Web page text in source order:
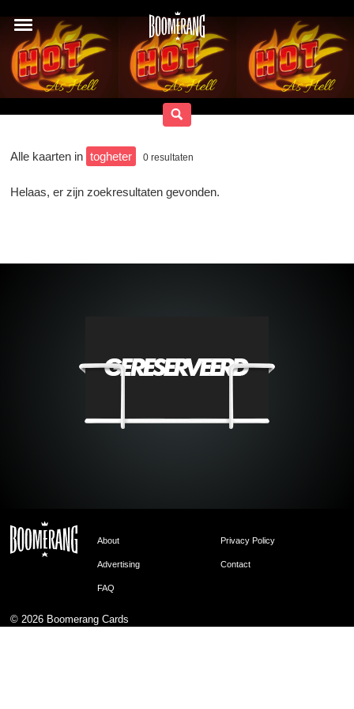
Alle kaarten in togheter 0 resultaten
Helaas, er zijn zoekresultaten gevonden.
About Privacy Policy
Advertising Contact
FAQ
© 2026 Boomerang Cards